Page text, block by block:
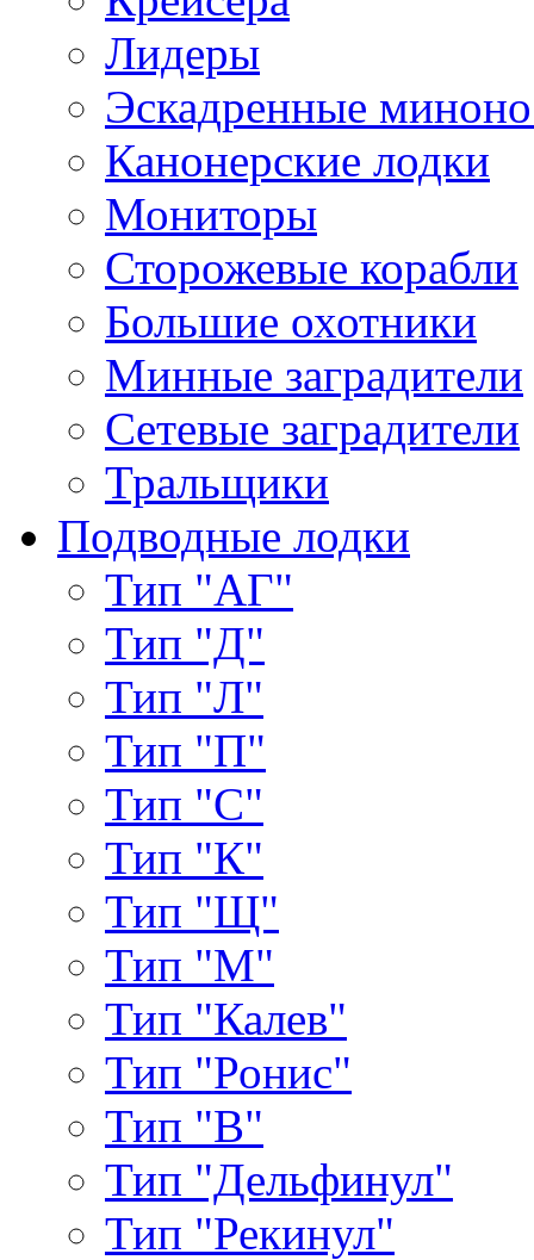
Лидеры
Эскадренные
Канонерские лодки
Мониторы
Сторожевые корабли
Большие охотники
Минные заградители
Сетевые заградители
Тральщики
Подводные лодки
Тип "АГ"
Тип "Д"
Тип "Л"
Тип "П"
Тип "С"
Тип "К"
Тип "Щ"
Тип "М"
Тип "Калев"
Тип "Ронис"
Тип "В"
Тип "Дельфинул"
Тип "Рекинул"